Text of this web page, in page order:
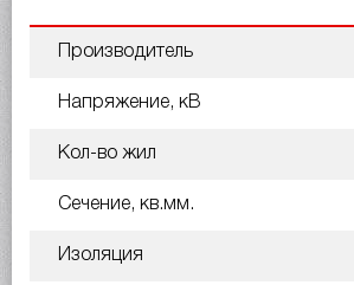
Производитель
Напряжение, кВ
Кол-во жил
Сечение, кв.мм.
Изоляция